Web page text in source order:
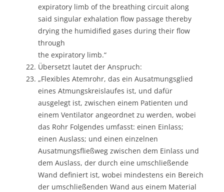
expiratory limb of the breathing circuit along
said singular exhalation flow passage thereby
drying the humidified gases during their flow
through
the expiratory limb.“
Übersetzt lautet der Anspruch:
„Flexibles Atemrohr, das ein Ausatmungsglied
eines Atmungskreislaufes ist, und dafür
ausgelegt ist, zwischen einem Patienten und
einem Ventilator angeordnet zu werden, wobei
das Rohr Folgendes umfasst: einen Einlass;
einen Auslass; und einen einzelnen
Ausatmungsfließweg zwischen dem Einlass und
dem Auslass, der durch eine umschließende
Wand definiert ist, wobei mindestens ein Bereich
der umschließenden Wand aus einem Material